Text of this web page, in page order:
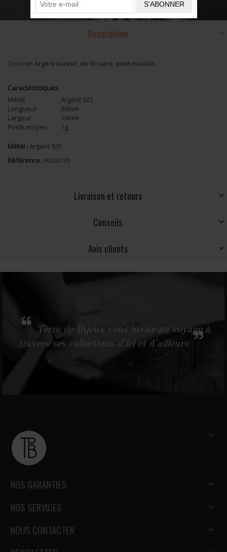
Description
Croix en Argent massif, de fil carré, petit modèle.
Caractéristiques
Métal
Argent 925
Longueur
30mm
Largeur
19mm
Poids moyen
1g
Métal : Argent 925
Référence : A030170
Livraison et retours
Conseils
Avis clients
Terre de Bijoux vous invite au voyage à
travers ses collections d’ici et d’ailleurs
NOS GARANTIES
NOS SERVICES
NOUS CONTACTER
S'ABONNER